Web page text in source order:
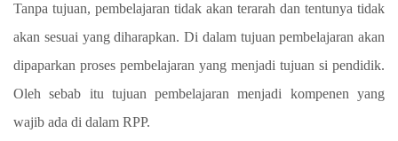
Tanpa tujuan, pembelajaran tidak akan terarah dan tentunya tidak
akan sesuai yang diharapkan. Di dalam tujuan pembelajaran akan
dipaparkan proses pembelajaran yang menjadi tujuan si pendidik.
Oleh sebab itu tujuan pembelajaran menjadi kompenen yang
wajib ada di dalam RPP.